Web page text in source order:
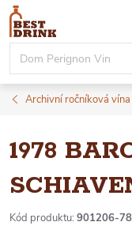
Přejít
obsah
Archivní ročníková vína
1978
Kód produktu: 901206-